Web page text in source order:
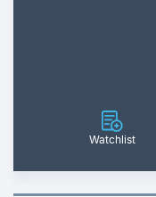
Watchlist